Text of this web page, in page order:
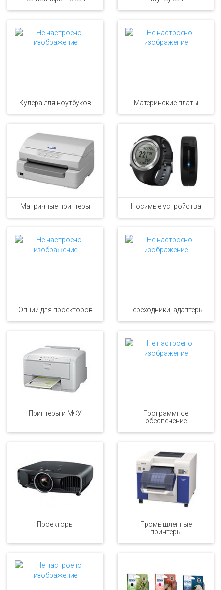
Кулера для ноутбуков Материнские платы
Матричные принтеры Носимые устройства
Опции для проекторов Переходники, адаптеры
Принтеры и МФУ
Программное
обеспечение
Проекторы
Промышленные
принтеры